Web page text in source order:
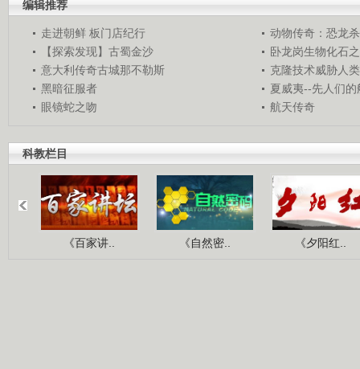
编辑推荐
走进朝鲜 板门店纪行
动物传奇：恐龙
【探索发现】古蜀金沙
卧龙岗生物化石
意大利传奇古城那不勒斯
克隆技术威胁人
黑暗征服者
夏威夷--先人们的
眼镜蛇之吻
航天传奇
科教栏目
《百家讲.. 《自然密.. 《夕阳红..